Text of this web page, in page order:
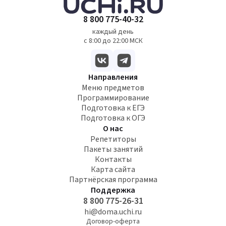
8 800 775-40-32
каждый день
с 8:00 до 22:00 МСК
Направления
Меню предметов
Программирование
Подготовка к ЕГЭ
Подготовка к ОГЭ
О нас
Репетиторы
Пакеты занятий
Контакты
Карта сайта
Партнёрская программа
Поддержка
8 800 775-26-31
hi@doma.uchi.ru
Договор-оферта